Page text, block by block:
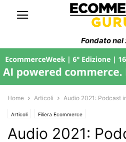
Fondato nel
Home Articoli Audio 2021: Podcast
Articoli Filiera Ecommerce
Audio 2021: